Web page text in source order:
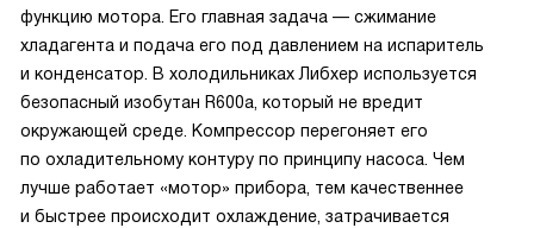
функцию мотора. Его главная задача — сжимание
хладагента и подача его под давлением на испаритель
и конденсатор. В холодильниках Либхер используется
безопасный изобутан R600a, который не вредит
окружающей среде. Компрессор перегоняет его
по охладительному контуру по принципу насоса. Чем
лучше работает «мотор» прибора, тем качественнее
и быстрее происходит охлаждение, затрачивается